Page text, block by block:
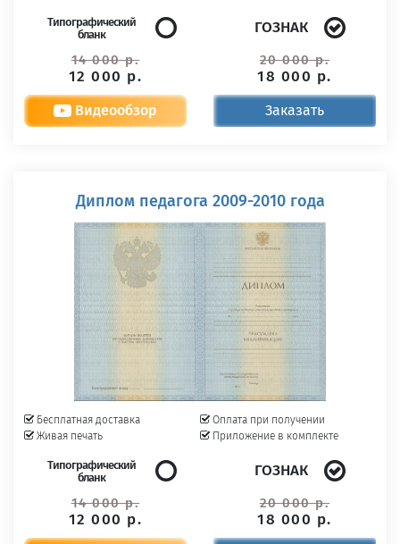
Типографический
бланк
14 000 р.
12 000 р.
ГОЗНАК
20 000 р.
18 000 р.
Видеообзор Заказать
Диплом педагога 2009-2010 года
Бесплатная доставка
Живая печать
Оплата при получении
Приложение в комплекте
Типографический
бланк
14 000 р.
12 000 р.
ГОЗНАК
20 000 р.
18 000 р.